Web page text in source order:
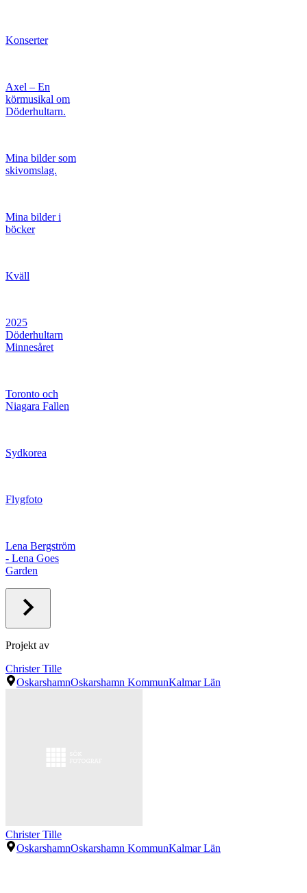
Konserter
Axel – En
körmusikal om
Döderhultarn.
Mina bilder som
skivomslag.
Mina bilder i
böcker
Kväll
2025
Döderhultarn
Minnesåret
Toronto och
Niagara Fallen
Sydkorea
Flygfoto
Lena Bergström
- Lena Goes
Garden
Projekt av
Christer Tille
OskarshamnOskarshamn KommunKalmar Län
Christer Tille
OskarshamnOskarshamn KommunKalmar Län